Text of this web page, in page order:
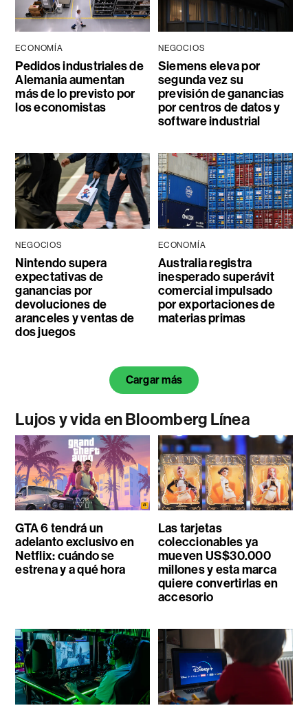
ECONOMÍA
Pedidos industriales de
Alemania aumentan
más de lo previsto por
los economistas
NEGOCIOS
Siemens eleva por
segunda vez su
previsión de ganancias
por centros de datos y
software industrial
NEGOCIOS
Nintendo supera
expectativas de
ganancias por
devoluciones de
aranceles y ventas de
dos juegos
ECONOMÍA
Australia registra
inesperado superávit
comercial impulsado
por exportaciones de
materias primas
Cargar más
Lujos y vida en Bloomberg Línea
GTA 6 tendrá un
adelanto exclusivo en
Netflix: cuándo se
estrena y a qué hora
Las tarjetas
coleccionables ya
mueven US$30.000
millones y esta marca
quiere convertirlas en
accesorio